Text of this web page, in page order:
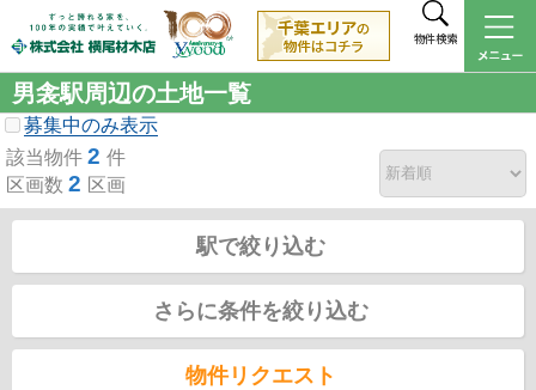
物件検索
男衾駅周辺の土地一覧
募集中のみ表示
該当物件 2 件
区画数 2 区画
駅で絞り込む
さらに条件を絞り込む
物件リクエスト